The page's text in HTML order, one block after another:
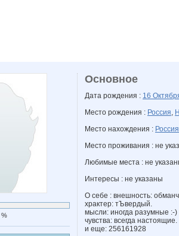
%
Основное
Дата рождения : 16
Место рождения : Россия,
Место нахождения : Россия
Место проживания : не
Любимые места : не
Интересы : не указаны
О себе : внешность:
храктер: тЪвердый.
мысли: иногда разумные :-)
чувства: всегда настоящие.
и еще: 256161928